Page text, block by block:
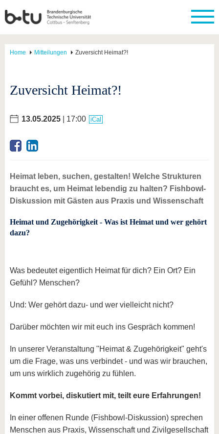
Home Mitteilungen Zuversicht Heimat?!
Zuversicht Heimat?!
13.05.2025 | 17:00 iCal
Heimat leben, suchen, gestalten! Welche Strukturen
braucht es, um Heimat lebendig zu halten? Fishbowl-
Diskussion mit Gästen aus Praxis und Wissenschaft
Heimat und Zugehörigkeit - Was ist Heimat und wer gehört
dazu?
Was bedeutet eigentlich Heimat für dich? Ein Ort? Ein
Gefühl? Menschen?
Und: Wer gehört dazu- und wer vielleicht nicht?
Darüber möchten wir mit euch ins Gespräch kommen!
In unserer Veranstaltung "Heimat & Zugehörigkeit" geht's
um die Frage, was uns verbindet - und was wir brauchen,
um uns wirklich zugehörig zu fühlen.
Kommt vorbei, diskutiert mit, teilt eure Erfahrungen!
In einer offenen Runde (Fishbowl-Diskussion) sprechen
Menschen aus Praxis, Wissenschaft und Zivilgesellschaft